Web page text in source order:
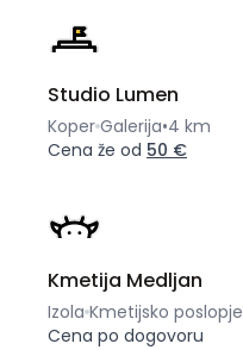
Studio Lumen
Koper Galerija•4 km
Cena že od 50 €
Kmetija Medljan
Izola Kmetijsko poslopje
Cena po dogovoru